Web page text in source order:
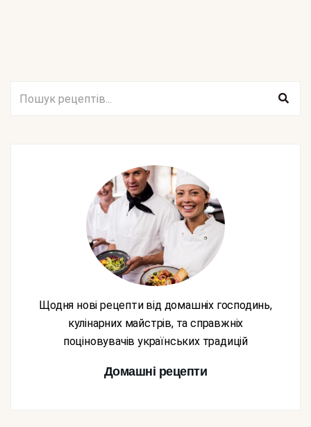
Щодня нові рецепти від домашніх господинь,
кулінарних майстрів, та справжніх
поціновувачів українських традицій
Домашні рецепти